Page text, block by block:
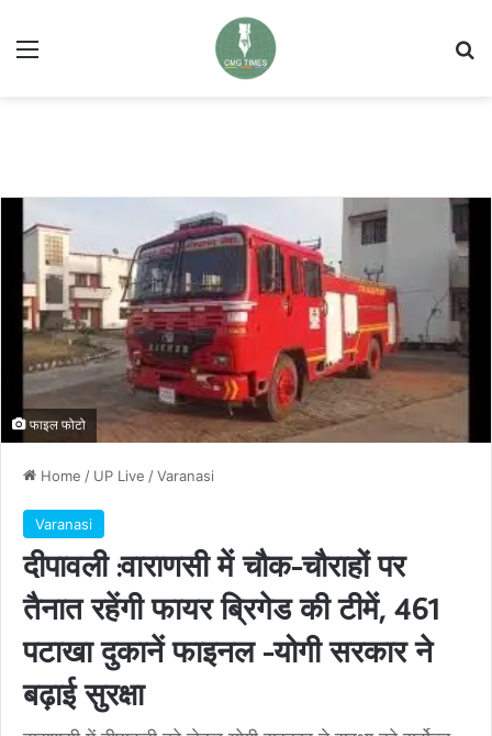
Menu
फाइल फोटो
Home / UP Live /Varanasi
Varanasi
दीपावली :वाराणसी में चौक-चौराहों पर
तैनात रहेंगी फायर ब्रिगेड की टीमें, 461
पटाखा दुकानें फाइनल -योगी सरकार ने
बढ़ाई सुरक्षा